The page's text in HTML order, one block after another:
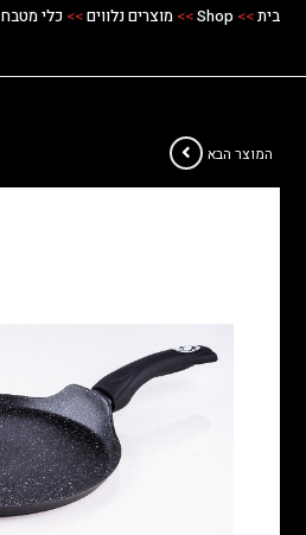
בית>>
Shop
>>מוצרים נלווים>>כלי מטבח
המוצר הבא